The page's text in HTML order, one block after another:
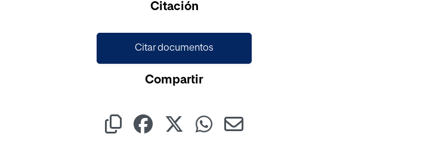
Citación
Citar documentos
Compartir